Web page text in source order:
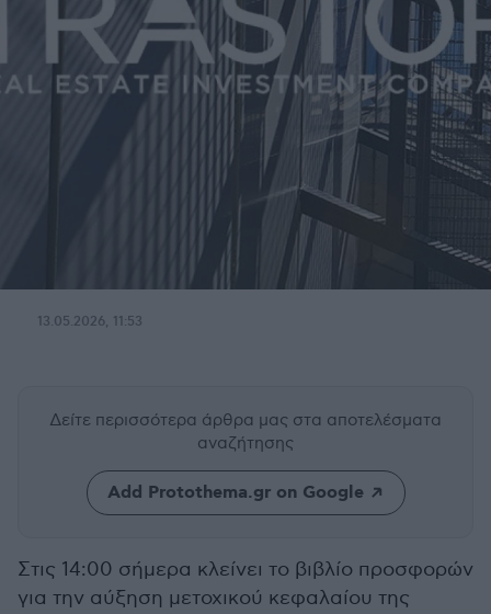
13.05.2026, 11:53
Δείτε περισσότερα άρθρα μας στα αποτελέσματα
αναζήτησης
Add Protothema.gr on Google
Στις 14:00 σήμερα κλείνει το βιβλίο προσφορών
για την αύξηση μετοχικού κεφαλαίου της